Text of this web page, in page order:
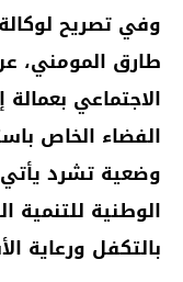
وفي تصريح
طارق المومني،
الاجتماعي
الفضاء الخاص
وضعية تشرد يأتي
الوطنية للتنمية
بالتكفل